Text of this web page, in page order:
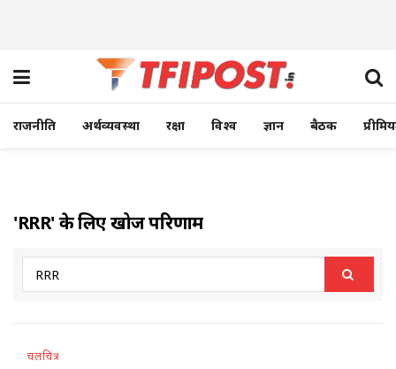
राजनीति अर्थव्यवस्था रक्षा विश्व ज्ञान बैठक
'RRR' के लिए खोज परिणाम
चलचित्र